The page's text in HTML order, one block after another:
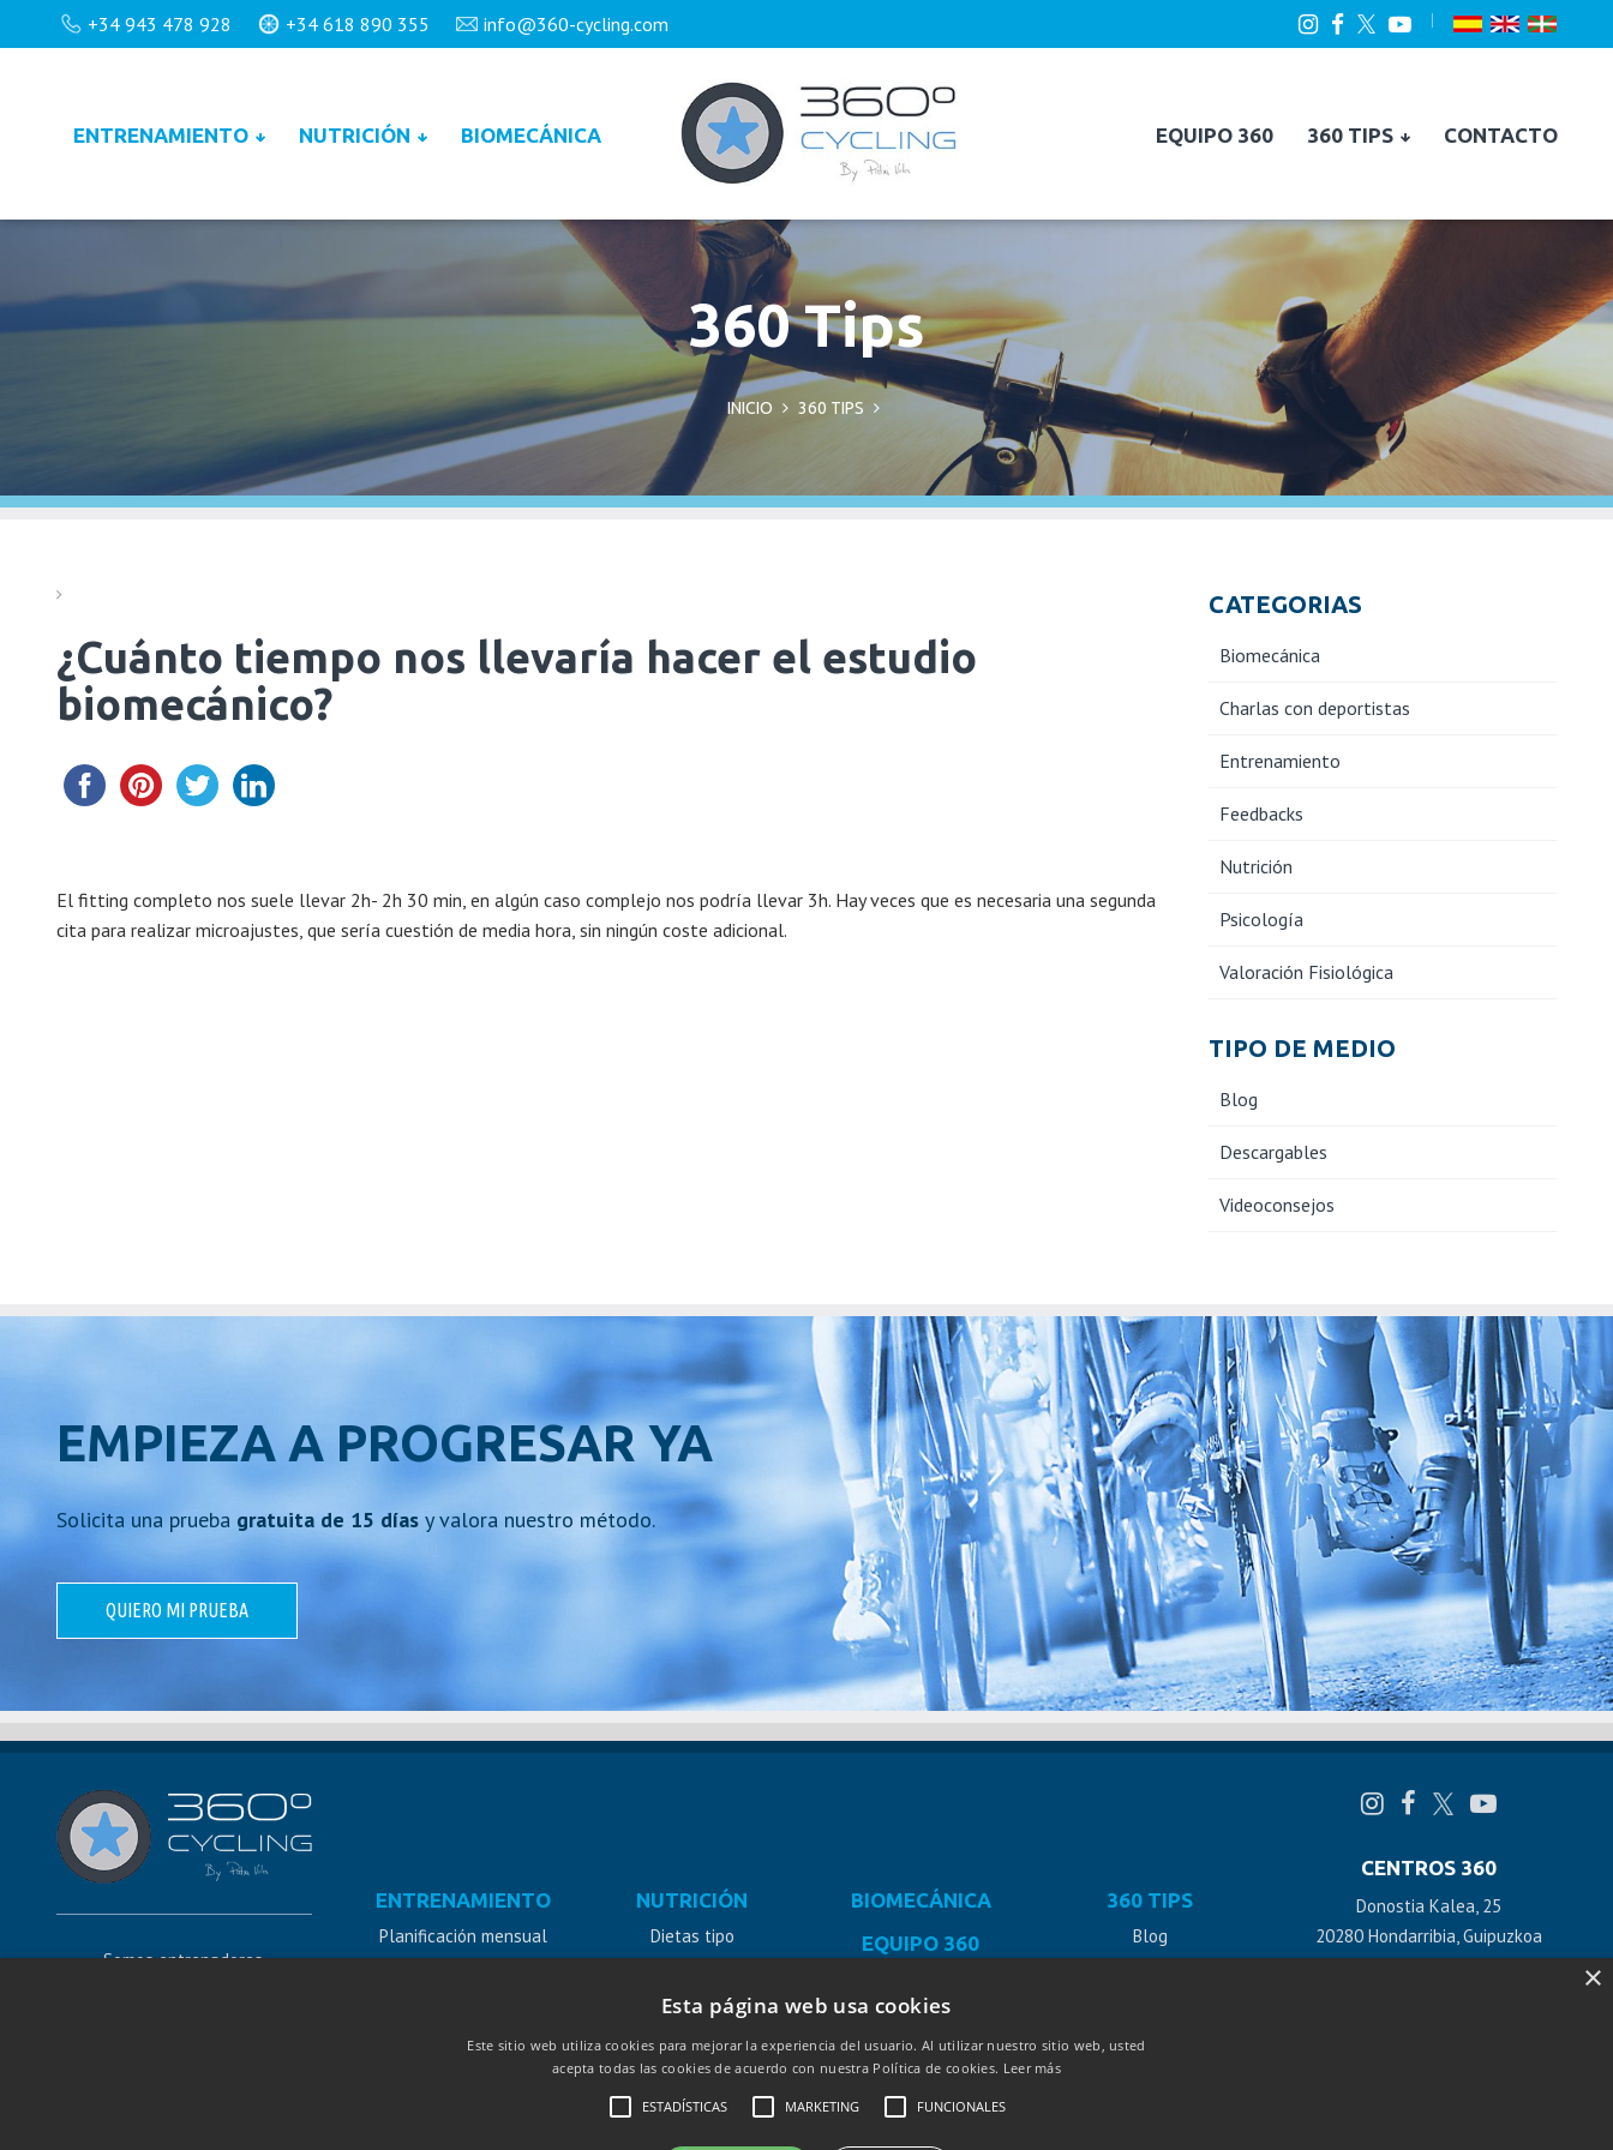
+34 943 478 928 +34 618 890 355 info@360-cycling.com
ENTRENAMIENTO NUTRICIÓN BIOMECÁNICA EQUIPO 360 360 TIPS CONTACTO
360 Tips
INICIO 360 TIPS
¿Cuánto tiempo nos llevaría hacer el estudio
biomecánico?
El fitting completo nos suele llevar 2h- 2h 30 min, en algún caso complejo nos podría llevar 3h. Hay veces que es necesaria una segunda
cita para realizar microajustes, que sería cuestión de media hora, sin ningún coste adicional.
CATEGORIAS
Biomecánica
Charlas con deportistas
Entrenamiento
Feedbacks
Nutrición
Psicología
Valoración Fisiológica
TIPO DE MEDIO
Blog
Descargables
Videoconsejos
EMPIEZA A PROGRESAR YA
Solicita una prueba gratuita de 15 días y valora nuestro método.
QUIERO MI PRUEBA
Somos entrenadores,
ENTRENAMIENTO
Planificación mensual
Self Training
NUTRICIÓN
Dietas tipo
Dieta Pro
BIOMECÁNICA
EQUIPO 360
360 TIPS
Blog
CENTROS 360
Donostia Kalea, 25
20280 Hondarribia, Guipuzkoa
+34 943 478 928 / 618 890 355
Esta página web usa cookies
Este sitio web utiliza cookies para mejorar la experiencia del usuario. Al utilizar nuestro sitio web, usted
acepta todas las cookies de acuerdo con nuestra Política de cookies. Leer más
ESTADÍSTICAS MARKETING FUNCIONALES
×